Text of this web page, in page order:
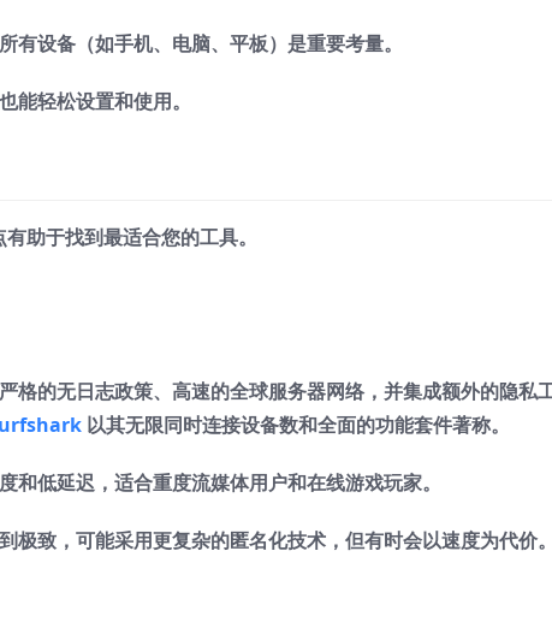
有设备（如手机、电脑、平板）是重要考量。
能轻松设置和使用。
助于找到最适合您的工具。
格的无日志政策、高速的全球服务器网络，并集成额外的隐私
以其无限同时连接设备数和全面的功能套件著称。
和低延迟，适合重度流媒体用户和在线游戏玩家。
极致，可能采用更复杂的匿名化技术，但有时会以速度为代价